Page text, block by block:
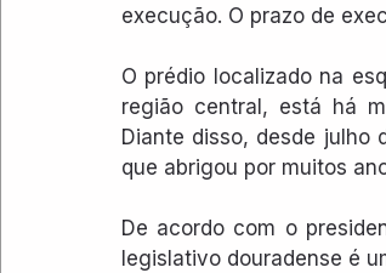
execução. O prazo de
O prédio localizado na
região central, está há
Diante disso, desde julho
que abrigou por muitos
De acordo com o
legislativo douradense é